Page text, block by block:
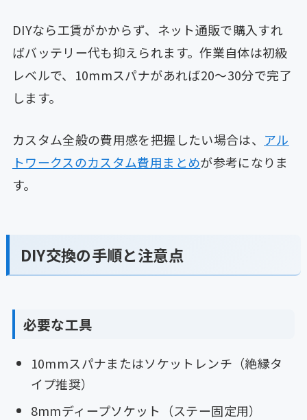
DIYなら工賃がかからず、ネット通販で購入すれ
ばバッテリー代も抑えられます。作業自体は初級
レベルで、10mmスパナがあれば20〜30分で完了
します。
カスタム全般の費用感を把握したい場合は、 アル
トワークスのカスタム費用まとめが参考になりま
す。
DIY交換の手順と注意点
必要な工具
10mmスパナまたはソケットレンチ（絶縁タ
イプ推奨）
8mmディープソケット（ステー固定用）